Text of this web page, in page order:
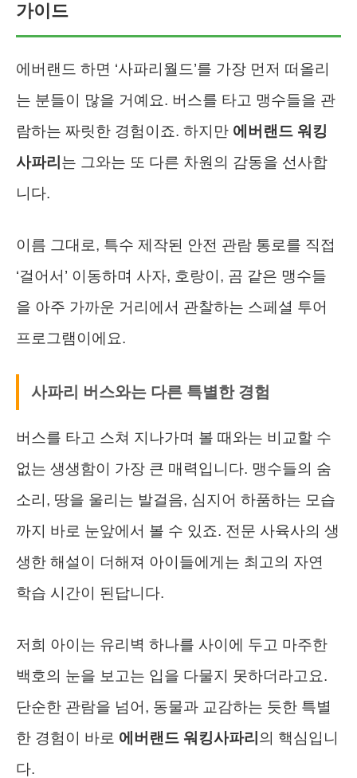
가이드
에버랜드 하면 ‘사파리월드’를 가장 먼저 떠올리
는 분들이 많을 거예요. 버스를 타고 맹수들을 관
람하는 짜릿한 경험이죠. 하지만 에버랜드 워킹
사파리 는 그와는 또 다른 차원의 감동을 선사합
니다.
이름 그대로, 특수 제작된 안전 관람 통로를 직접
‘걸어서’ 이동하며 사자, 호랑이, 곰 같은 맹수들
을 아주 가까운 거리에서 관찰하는 스페셜 투어
프로그램이에요.
사파리 버스와는 다른 특별한 경험
버스를 타고 스쳐 지나가며 볼 때와는 비교할 수
없는 생생함이 가장 큰 매력입니다. 맹수들의 숨
소리, 땅을 울리는 발걸음, 심지어 하품하는 모습
까지 바로 눈앞에서 볼 수 있죠. 전문 사육사의 생
생한 해설이 더해져 아이들에게는 최고의 자연
학습 시간이 된답니다.
저희 아이는 유리벽 하나를 사이에 두고 마주한
백호의 눈을 보고는 입을 다물지 못하더라고요.
단순한 관람을 넘어, 동물과 교감하는 듯한 특별
한 경험이 바로 에버랜드 워킹사파리 의 핵심입니
다.